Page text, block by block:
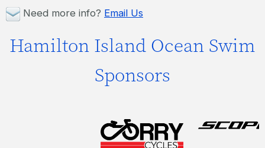
Need more info? Email Us
Hamilton Island Ocean Swim
Sponsors